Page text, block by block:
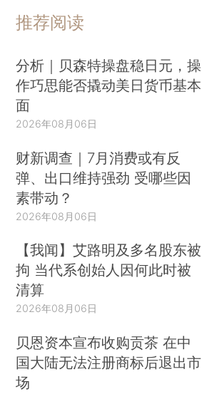
推荐阅读
分析｜贝森特操盘稳日元，操
作巧思能否撬动美日货币基本
面
2026年08月06日
财新调查｜7月消费或有反
弹、出口维持强劲 受哪些因
素带动？
2026年08月06日
【我闻】艾路明及多名股东被
拘 当代系创始人因何此时被
清算
2026年08月06日
贝恩资本宣布收购贡茶 在中
国大陆无法注册商标后退出市
场